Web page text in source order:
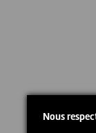
Nous